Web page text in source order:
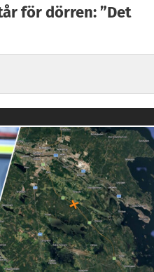
för dörren: ”Det